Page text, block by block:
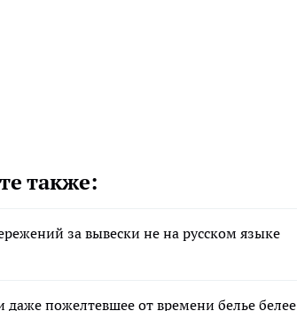
также:
за вывески не на русском языке
даже пожелтевшее от времени белье белее